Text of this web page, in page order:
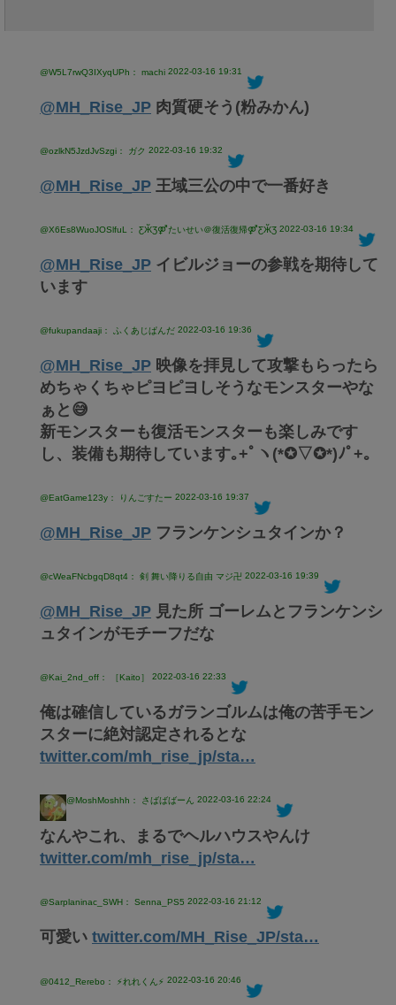
@W5L7rwQ3IXyqUPh： machi 2022-03-16 19:31
@MH_Rise_JP 肉質硬そう(粉みかん)
@ozlkN5JzdJvSzgi： ガク 2022-03-16 19:32
@MH_Rise_JP 王域三公の中で一番好き
@X6Es8WuoJOSlfuL： ƸӁƷ⚤たいせい＠復活復帰⚤ƸӁƷ 2022-03-16 19:34
@MH_Rise_JP イビルジョーの参戦を期待して
います
@fukupandaaji： ふくあじぱんだ 2022-03-16 19:36
@MH_Rise_JP 映像を拝見して攻撃もらったら
めちゃくちゃピヨピヨしそうなモンスターやな
ぁと😅
新モンスターも復活モンスターも楽しみです
し、装備も期待しています｡+ﾟヽ(*✪▽✪*)ﾉﾟ+｡
@EatGame123y： りんごすたー 2022-03-16 19:37
@MH_Rise_JP フランケンシュタインか？
@cWeaFNcbgqD8qt4： 剣 舞い降りる自由 マジ卍 2022-03-16 19:39
@MH_Rise_JP 見た所 ゴーレムとフランケンシ
ュタインがモチーフだな
@Kai_2nd_off： ［Kaito］ 2022-03-16 22:33
俺は確信しているガランゴルムは俺の苦手モン
スターに絶対認定されるとな
twitter.com/mh_rise_jp/sta…
@MoshMoshhh： さばばばーん 2022-03-16 22:24
なんやこれ、まるでヘルハウスやんけ
twitter.com/mh_rise_jp/sta…
@Sarplaninac_SWH： Senna_PS5 2022-03-16 21:12
可愛い twitter.com/MH_Rise_JP/sta…
@0412_Rerebo： ⚡️れれくん⚡️ 2022-03-16 20:46